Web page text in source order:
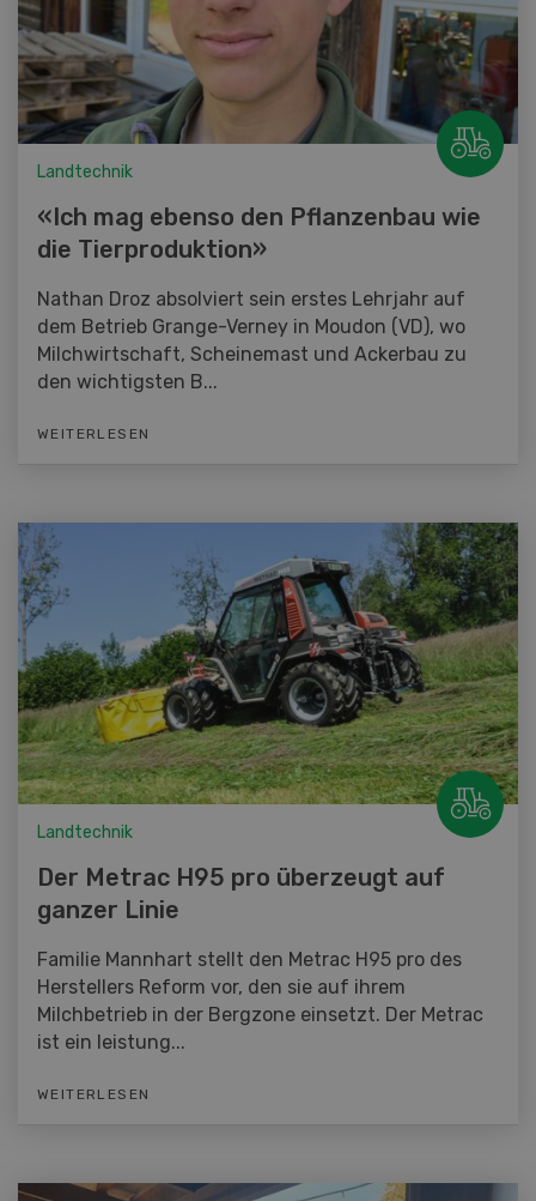
Landtechnik
«Ich mag ebenso den Pflanzenbau wie
die Tierproduktion»
Nathan Droz absolviert sein erstes Lehrjahr auf
dem Betrieb Grange-Verney in Moudon (VD), wo
Milchwirtschaft, Scheinemast und Ackerbau zu
den wichtigsten B...
WEITERLESEN
Landtechnik
Der Metrac H95 pro überzeugt auf
ganzer Linie
Familie Mannhart stellt den Metrac H95 pro des
Herstellers Reform vor, den sie auf ihrem
Milchbetrieb in der Bergzone einsetzt. Der Metrac
ist ein leistung...
WEITERLESEN